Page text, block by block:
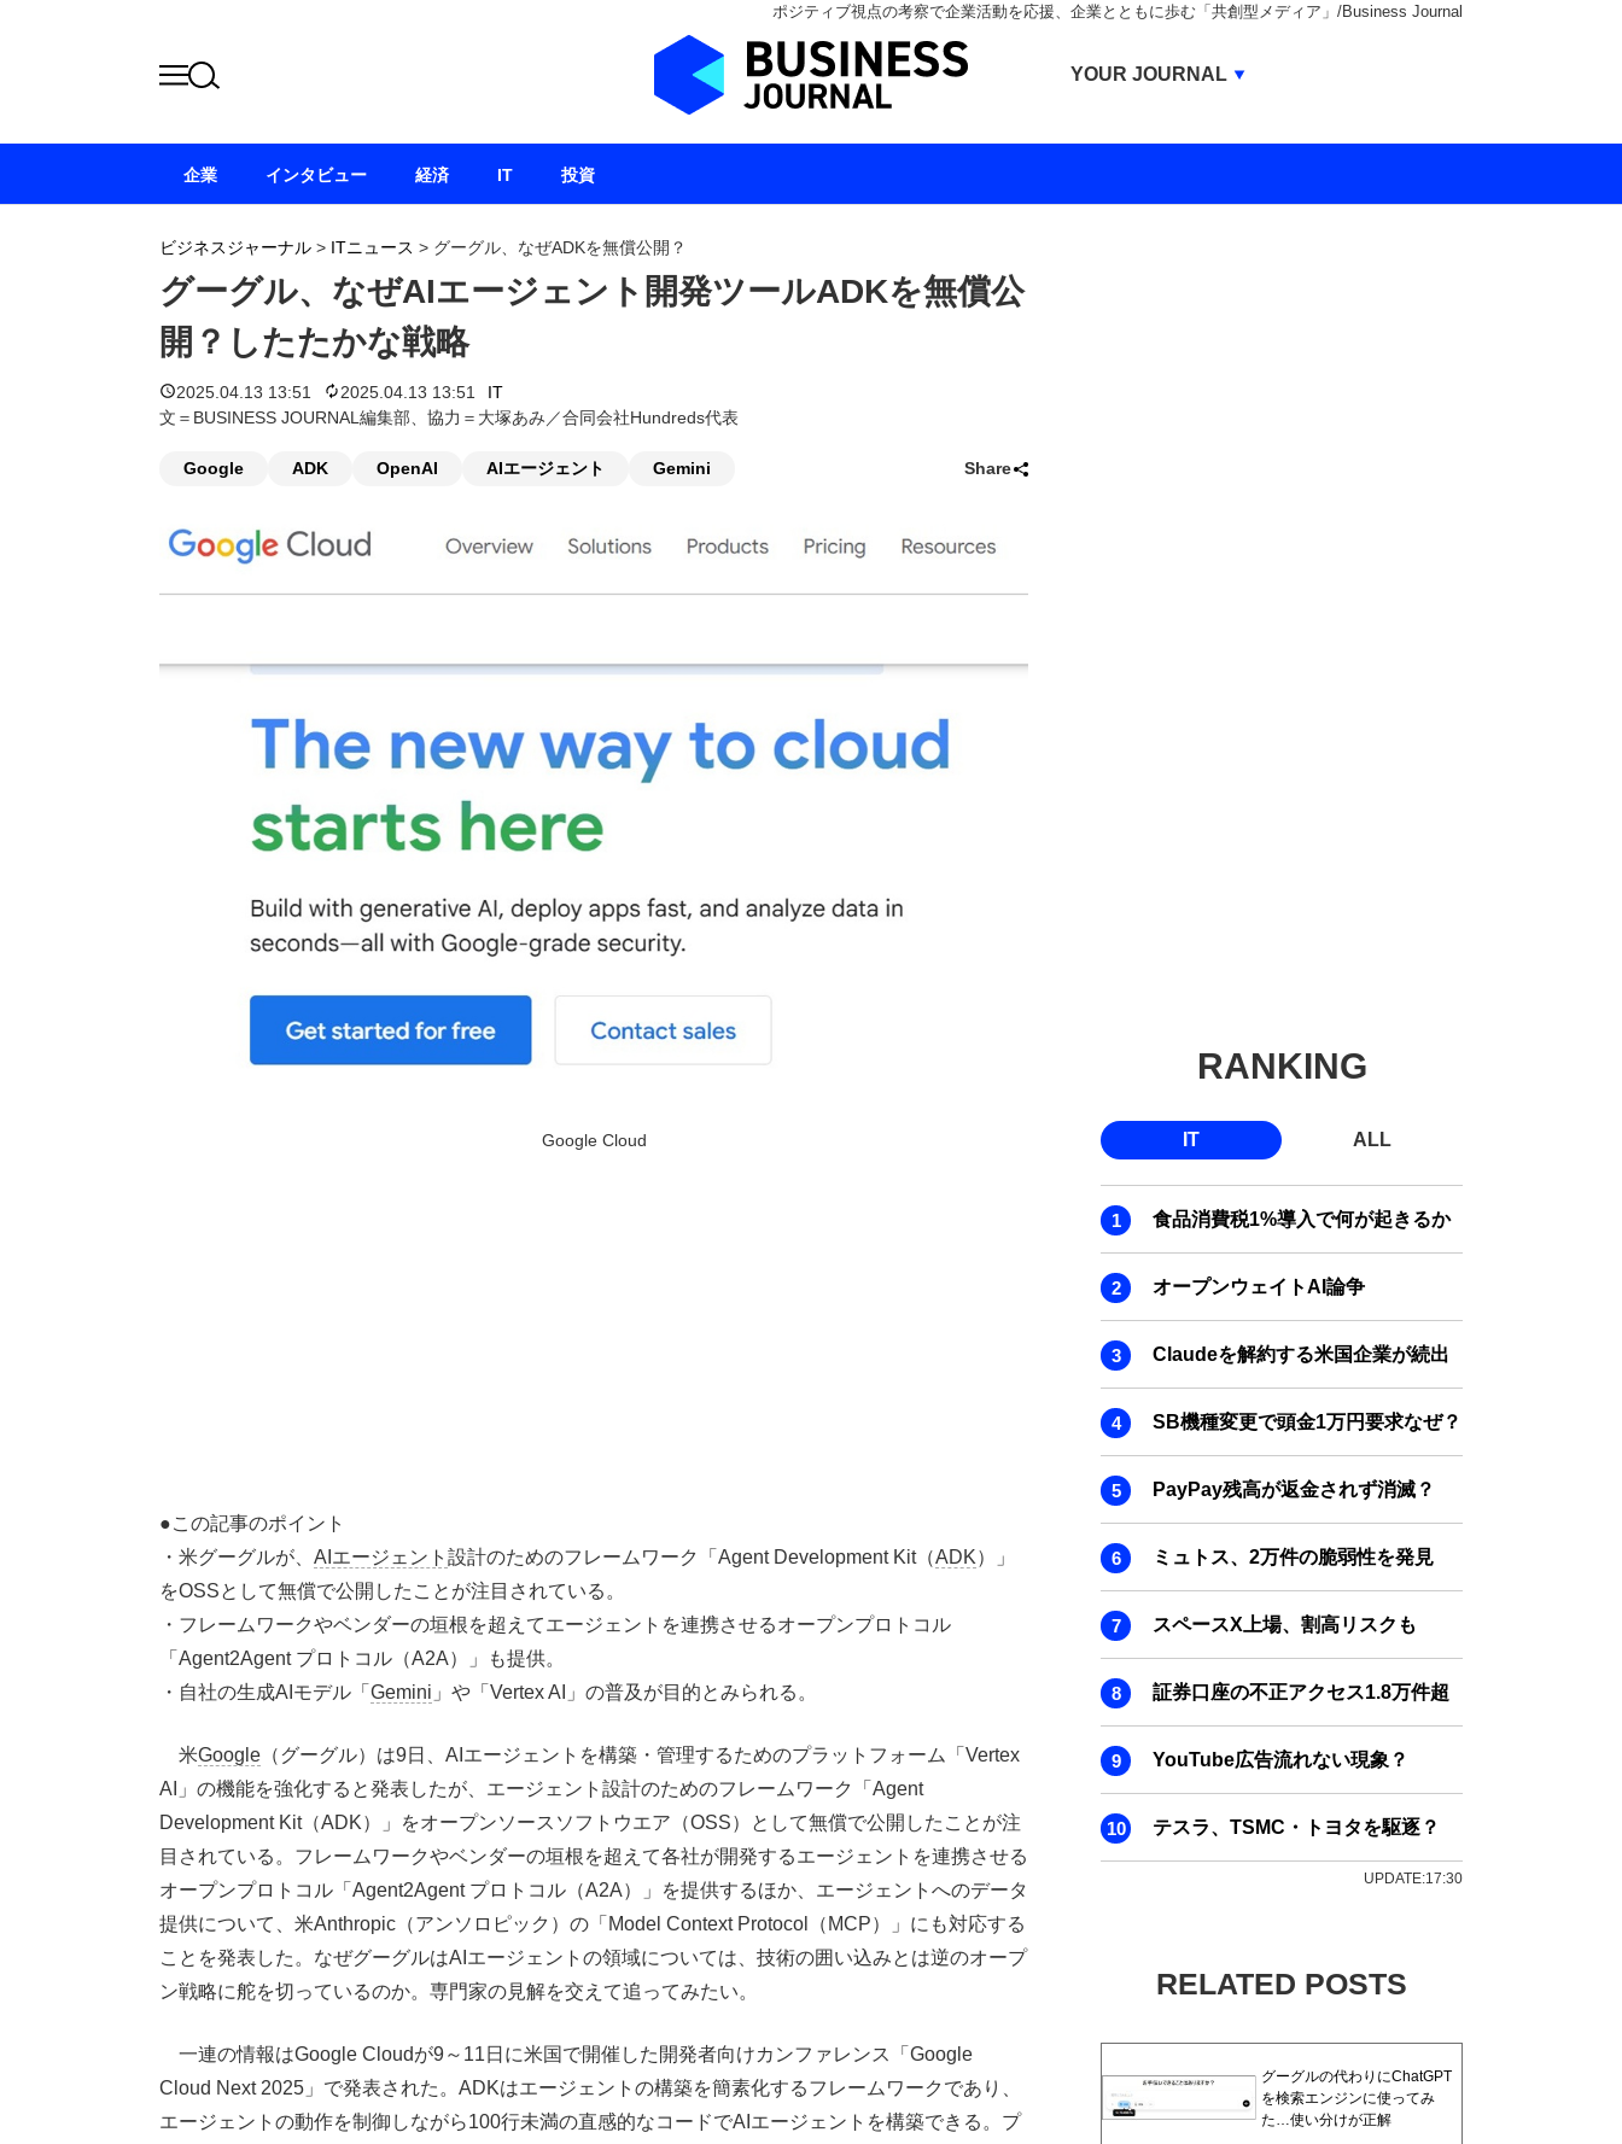
ポジティブ視点の考察で企業活動を応援、企業とともに歩む「共創型メディア」/Business Journal
ビジネスジャーナル > ITニュース > グーグル、なぜADKを無償公開？
グーグル、なぜAIエージェント開発ツールADKを無償公
開？したたかな戦略
2025.04.13 13:51 2025.04.13 13:51
IT
文＝BUSINESS JOURNAL編集部、協力＝大塚あみ／合同会社Hundreds代表
Google ADK OpenAI AIエージェント Gemini Share
Google Cloud
●この記事のポイント
・米グーグルが、 AIエージェント 設計のためのフレームワーク「Agent Development Kit（ADK）」
をOSSとして無償で公開したことが注目されている。
・フレームワークやベンダーの垣根を超えてエージェントを連携させるオープンプロトコル
「Agent2Agent プロトコル（A2A）」も提供。
・自社の生成AIモデル「 Gemini 」や「Vertex AI」の普及が目的とみられる。
米Google （グーグル）は9日、AIエージェントを構築・管理するためのプラットフォーム「Vertex
AI」の機能を強化すると発表したが、エージェント設計のためのフレームワーク「Agent
Development Kit（ADK）」をオープンソースソフトウエア（OSS）として無償で公開したことが注
目されている。フレームワークやベンダーの垣根を超えて各社が開発するエージェントを連携させる
オープンプロトコル「Agent2Agent プロトコル（A2A）」を提供するほか、エージェントへのデータ
提供について、米Anthropic（アンソロピック）の「Model Context Protocol（MCP）」にも対応する
ことを発表した。なぜグーグルはAIエージェントの領域については、技術の囲い込みとは逆のオープ
ン戦略に舵を切っているのか。専門家の見解を交えて追ってみたい。
一連の情報はGoogle Cloudが9～11日に米国で開催した開発者向けカンファレンス「Google
Cloud Next 2025」で発表された。ADKはエージェントの構築を簡素化するフレームワークであり、
エージェントの動作を制御しながら100行未満の直感的なコードでAIエージェントを構築できる。プ
RANKING
IT ALL
食品消費税1%導入で何が起きるか
オープンウェイトAI論争
Claudeを解約する米国企業が続出
SB機種変更で頭金1万円要求なぜ？
PayPay残高が返金されず消滅？
ミュトス、2万件の脆弱性を発見
スペースX上場、割高リスクも
証券口座の不正アクセス1.8万件超
YouTube広告流れない現象？
テスラ、TSMC・トヨタを駆逐？
UPDATE:17:30
RELATED POSTS
グーグルの代わりにChatGPT
を検索エンジンに使ってみ
た…使い分けが正解
企業 インタビュー 経済 IT 投資
YOUR JOURNAL
BUSINESS JOURNAL